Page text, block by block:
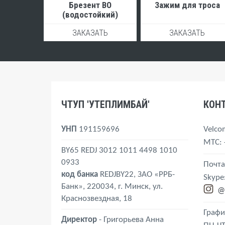
Брезент ВО
(водостойкий)
ЗАКАЗАТЬ
Зажим для троса
ЗАКАЗАТЬ
ЧТУП 'УТЕПЛИМБАЙ'
УНП 191159696
BY65 REDJ 3012 1011 4498 1010
0933
код банка REDJBY22, ЗАО «РРБ-
Банк», 220034, г. Минск, ул.
Краснозвездная, 18
Директор - Григорьева Анна
MTС:
Skype:
@